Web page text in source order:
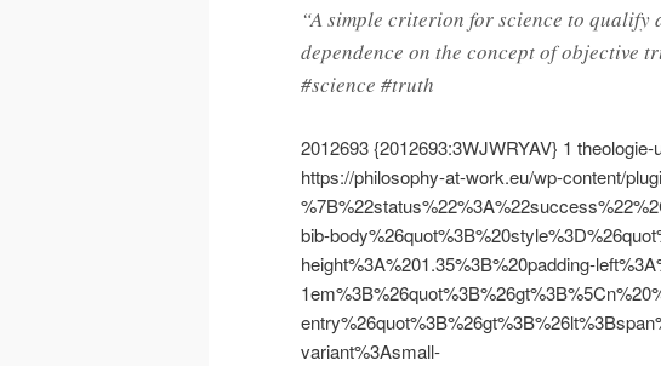
“A simple criterion for science to qualify
dependence on the concept of objective
#science #truth
2012693{2012693:3WJWRYAV} 1 theologie-
https://philosophy-at-work.eu/wp-content/
bib-
height%3A%201.35%3B%20padding-
variant%3Asmall-